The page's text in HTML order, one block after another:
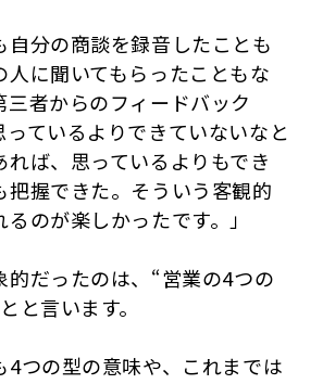
自分の商談を録音したことも
人に聞いてもらったこともな
三者からのフィードバック
っているよりできていないなと
れば、思っているよりもでき
把握できた。そういう客観的
のが楽しかったです。」
的だったのは、“営業の4つの
と言います。
4つの型の意味や、これまでは